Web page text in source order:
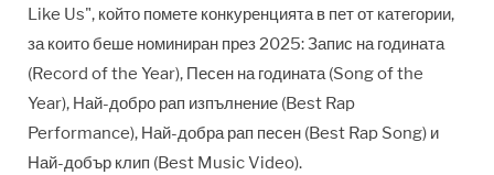
Like Us", който помете конкуренциятав пет от категории,
за които беше номиниран през 2025: Запис на годината
(Record of the Year), Песен на годината (Song of the
Year), Най-добро рап изпълнение (Best Rap
Performance), Най-добра рап песен (Best Rap Song) и
Най-добър клип (Best Music Video).